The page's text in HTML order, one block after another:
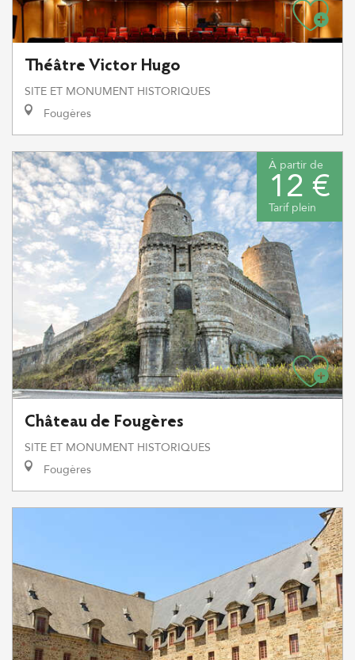
Théâtre Victor Hugo
SITE ET MONUMENT HISTORIQUES
Fougères
À partir de
12 €
Tarif plein
Château de Fougères
SITE ET MONUMENT HISTORIQUES
Fougères